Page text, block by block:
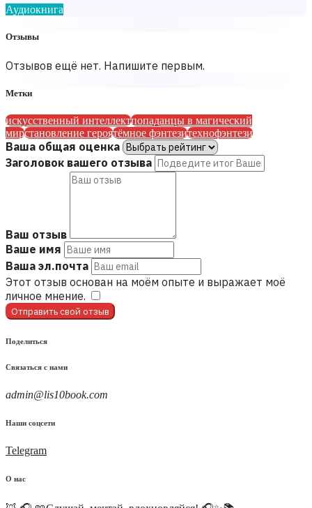
Аудиокнига
Отзывы
Отзывов ещё нет. Напишите первым.
Метки
искусственный интеллектпопаданцы в магический
мирстановление героятёмное фэнтезитехнофэнтези
Ваша общая оценка
Заголовок вашего отзыва
Ваш отзыв
Ваше имя
Ваша эл.почта
Этот отзыв основан на моём опыте и выражает моё
личное мнение.
Отправить свой отзыв
Поделиться
Связаться с нами
admin@lis10book.com
Наши соцсети
Telegram
О нас